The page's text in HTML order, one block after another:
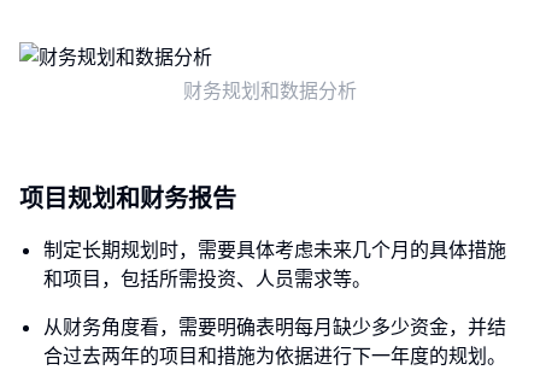
财务规划和数据分析
项目规划和财务报告
制定长期规划时，需要具体考虑未来几个月的具体措施
和项目，包括所需投资、人员需求等。
从财务角度看，需要明确表明每月缺少多少资金，并结
合过去两年的项目和措施为依据进行下一年度的规划。